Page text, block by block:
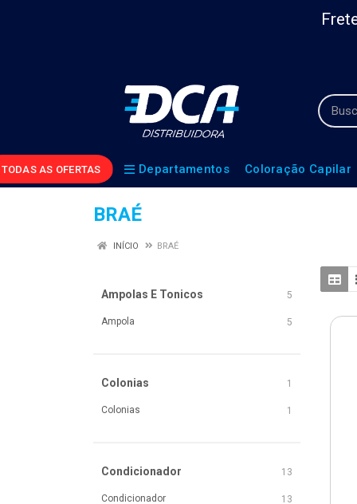
TODAS AS OFERTAS Departamentos Coloração Capilar
BRAÉ
INÍCIO BRAÉ
Ampolas E Tonicos 5
Ampola 5
Colonias 1
Colonias 1
Condicionador 13
Condicionador 13